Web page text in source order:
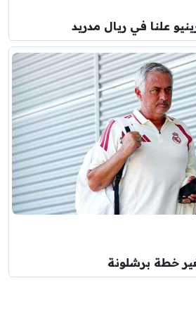
علنا في ريال مدريد
خطة برشلونة